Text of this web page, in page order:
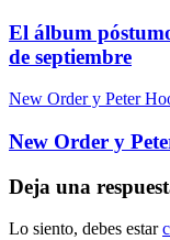
El álbum
de septiembre
New Order y Peter
New Order y
Deja una
Lo siento, debes estar